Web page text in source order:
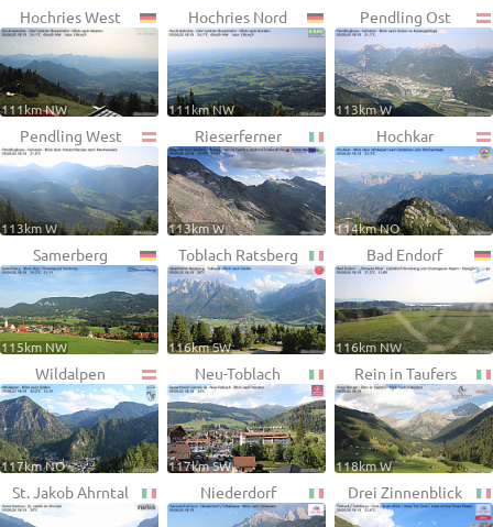
Hochries West
111km NW
Hochries Nord
111km NW
Pendling Ost
113km W
Pendling West
113km W
Rieserferner
113km W
Hochkar
114km NO
Samerberg
115km NW
Toblach Ratsberg
116km SW
Bad Endorf
116km NW
Wildalpen
117km NO
Neu-Toblach
117km SW
Rein in Taufers
118km W
St. Jakob Ahrntal Niederdorf Drei Zinnenblick